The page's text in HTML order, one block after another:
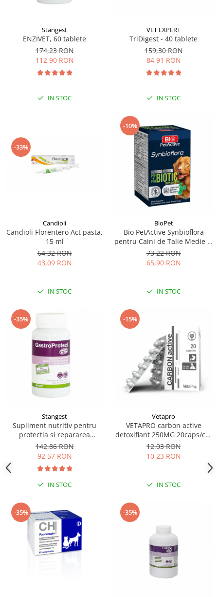
Stangest
ENZIVET, 60 tablete
174,23 RON
112,90 RON
IN STOC
VET EXPERT
TriDigest - 40 tablete
159,30 RON
84,91 RON
IN STOC
-33%
Candioli
Candioli Florentero Act pasta,
15 ml
64,32 RON
43,09 RON
IN STOC
-10%
BioPet
Bio PetActive Synbioflora
pentru Caini de Talie Medie si
Mare 60 tablete
73,22 RON
65,90 RON
IN STOC
-35%
Stangest
Supliment nutritiv pentru
protectia si repararea
mucoasei gastrice la caini si
pisici, GASTROPROTECT
Stangest, 30 tablete
142,86 RON
92,57 RON
IN STOC
-15%
Vetapro
VETAPRO carbon active
detoxifiant 250MG 20caps/cut
suport gastrointestinal caini si
pisici
12,03 RON
10,23 RON
IN STOC
-35% -35%